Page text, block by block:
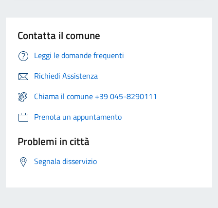
Contatta il comune
Leggi le domande frequenti
Richiedi Assistenza
Chiama il comune +39 045-8290111
Prenota un appuntamento
Problemi in città
Segnala disservizio